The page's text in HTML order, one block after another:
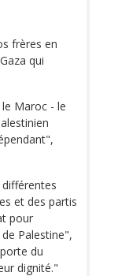
frères en
qui
Maroc - le
et des partis
pour
Palestine",
du
dignité."